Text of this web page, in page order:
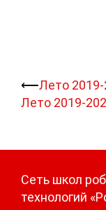
записи
⟵Лето
Лето 2019-
Сеть школ
технологий